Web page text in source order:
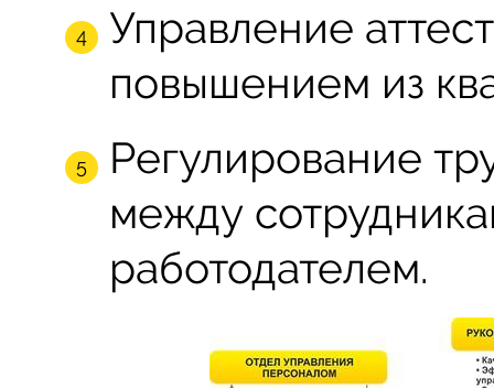
Управление
повышением из
Регулирование
между
работодателем.